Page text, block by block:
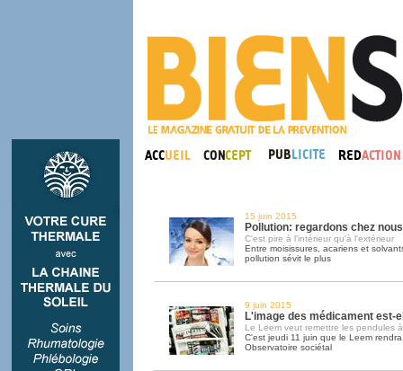
15 juin 2015
Pollution: regardons chez
C'est pire à l'intérieur qu'à l'extérieur
Entre moisissures, acariens et
pollution sévit le plus
9 juin 2015
L'image des médicament est-
Le Leem veut remettre les pendules
C'est jeudi 11 juin que le Leem
Observatoire sociétal